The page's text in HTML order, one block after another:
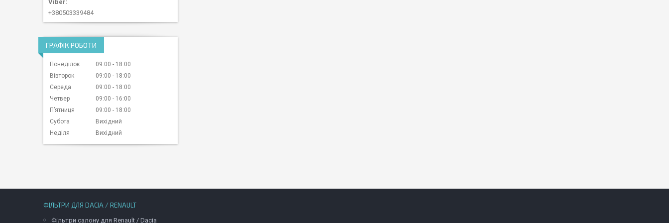
+380503339484
ГРАФІК РОБОТИ
Понеділок 09:00
18:00
Вівторок
09:00
18:00
Середа
09:00
18:00
Четвер
09:00
16:00
Пʼятниця
09:00
18:00
Субота
Вихідний
Неділя
Вихідний
ФІЛЬТРИ ДЛЯ DACIA / RENAULT
Фільтри салону для Renault / Dacia